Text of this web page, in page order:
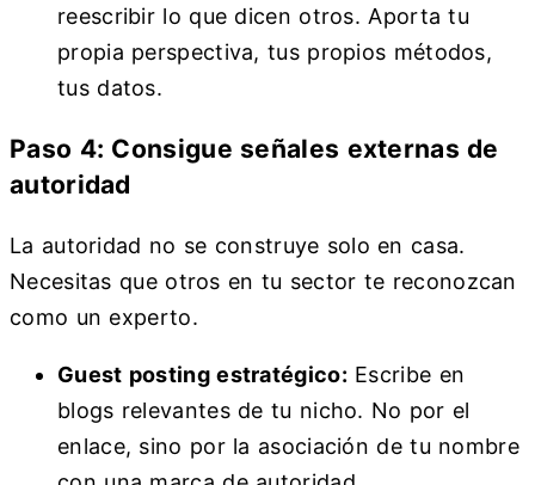
reescribir lo que dicen otros. Aporta tu
propia perspectiva, tus propios métodos,
tus datos.
Paso 4: Consigue señales externas de
autoridad
La autoridad no se construye solo en casa.
Necesitas que otros en tu sector te reconozcan
como un experto.
Guest posting estratégico: Escribe en
blogs relevantes de tu nicho. No por el
enlace, sino por la asociación de tu nombre